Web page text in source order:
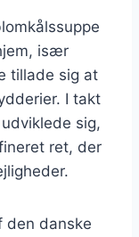
især
tillade sig at
I takt
sig,
ret, der
den danske